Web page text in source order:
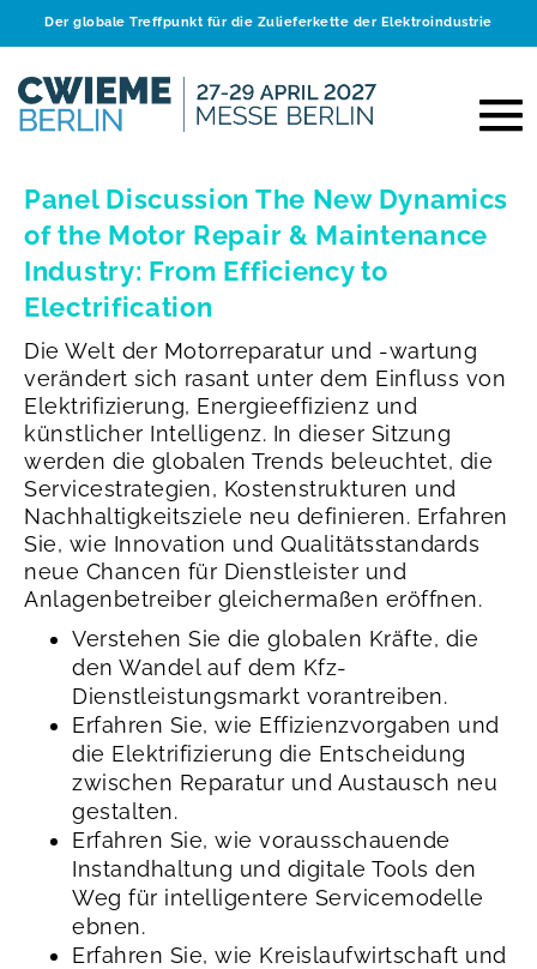
Der globale Treffpunkt für die Zulieferkette der Elektroindustrie
Panel Discussion The New Dynamics
of the Motor Repair & Maintenance
Industry: From Efficiency to
Electrification
Die Welt der Motorreparatur und -wartung
verändert sich rasant unter dem Einfluss von
Elektrifizierung, Energieeffizienz und
künstlicher Intelligenz. In dieser Sitzung
werden die globalen Trends beleuchtet, die
Servicestrategien, Kostenstrukturen und
Nachhaltigkeitsziele neu definieren. Erfahren
Sie, wie Innovation und Qualitätsstandards
neue Chancen für Dienstleister und
Anlagenbetreiber gleichermaßen eröffnen.
Verstehen Sie die globalen Kräfte, die
den Wandel auf dem Kfz-
Dienstleistungsmarkt vorantreiben.
Erfahren Sie, wie Effizienzvorgaben und
die Elektrifizierung die Entscheidung
zwischen Reparatur und Austausch neu
gestalten.
Erfahren Sie, wie vorausschauende
Instandhaltung und digitale Tools den
Weg für intelligentere Servicemodelle
ebnen.
Erfahren Sie, wie Kreislaufwirtschaft und